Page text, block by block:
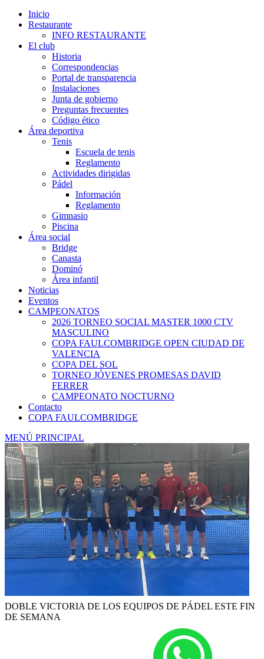
Inicio
Restaurante
INFO RESTAURANTE
El club
Historia
Correspondencias
Portal de transparencia
Instalaciones
Junta de gobierno
Preguntas frecuentes
Código ético
Área deportiva
Tenis
Escuela de tenis
Reglamento
Actividades dirigidas
Pádel
Información
Reglamento
Gimnasio
Piscina
Área social
Bridge
Canasta
Dominó
Área infantil
Noticias
Eventos
CAMPEONATOS
2026 TORNEO SOCIAL MASTER 1000 CTV
MASCULINO
COPA FAULCOMBRIDGE OPEN CIUDAD DE
VALENCIA
COPA DEL SOL
TORNEO JÓVENES PROMESAS DAVID
FERRER
CAMPEONATO NOCTURNO
Contacto
COPA FAULCOMBRIDGE
MENÚ PRINCIPAL
DOBLE VICTORIA DE LOS EQUIPOS DE PÁDEL ESTE FIN
DE SEMANA